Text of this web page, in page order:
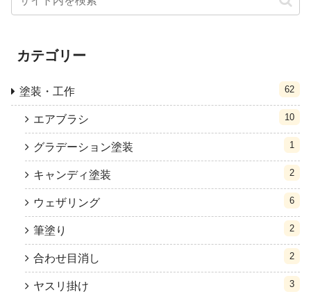
カテゴリー
塗装・工作 62
エアブラシ 10
グラデーション塗装 1
キャンディ塗装 2
ウェザリング 6
筆塗り 2
合わせ目消し 2
ヤスリ掛け 3